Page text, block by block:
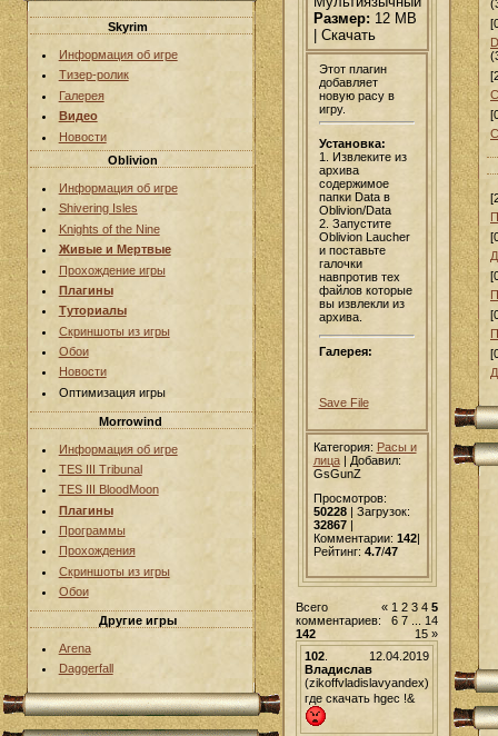
Skyrim
Информация об игре
Тизер-ролик
Галерея
Видео
Новости
Oblivion
Информация об игре
Shivering Isles
Knights of the Nine
Живые и Мертвые
Прохождение игры
Плагины
Туториалы
Скриншоты из игры
Обои
Новости
Оптимизация игры
Morrowind
Информация об игре
TES III Tribunal
TES III BloodMoon
Плагины
Программы
Прохождения
Скриншоты из игры
Обои
Другие игры
Arena
Daggerfall
Размер:12 MB
| Скачать
Этот плагин
добавляет
новую расу в
игру.
Установка:
1. Извлеките из
архива
содержимое
папки Data в
Oblivion/Data
2. Запустите
Oblivion Laucher
и поставьте
галочки
навпротив тех
файлов которые
вы извлекли из
архива.
Галерея:
Save File
Категория: Расы и
лица| Добавил:
GsGunZ
Просмотров:
50228| Загрузок:
32867|
Комментарии: 142|
Рейтинг: 4.7/47
Всего
комментариев:
142
« 1 2 3 4 5
6 7
14
15 »
12.04.2019
102
Владислав
(zikoffvladislavyandex)
где скачать hgec !&